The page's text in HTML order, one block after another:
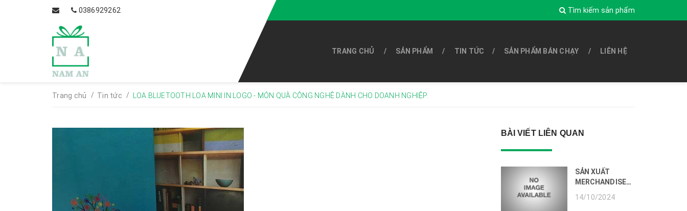
0386929262 Tìm kiếm sản phẩm
TRANG CHỦ SẢN PHẨM TIN TỨC SẢN PHẨM BÁN CHẠY LIÊN HỆ
Trang chủ / Tin tức / LOA BLUETOOTH LOA MINI IN LOGO - MÓN QUÀ CÔNG NGHỆ DÀNH CHO DOANH NGHIỆP.
BÀI VIẾT LIÊN QUAN
SẢN XUẤT
MERCHANDISE
14/10/2024